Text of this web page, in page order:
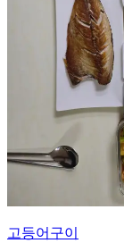
고등어구이